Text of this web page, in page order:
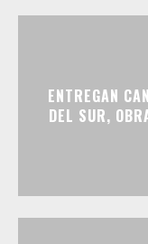
ENTREGAN
DEL SUR,